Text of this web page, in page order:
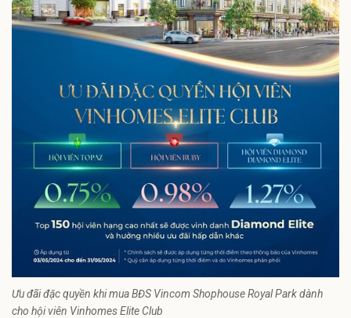
Ưu đãi đặc quyền khi mua BĐS Vincom Shophouse Royal Park dành
cho hội viên Vinhomes Elite Club